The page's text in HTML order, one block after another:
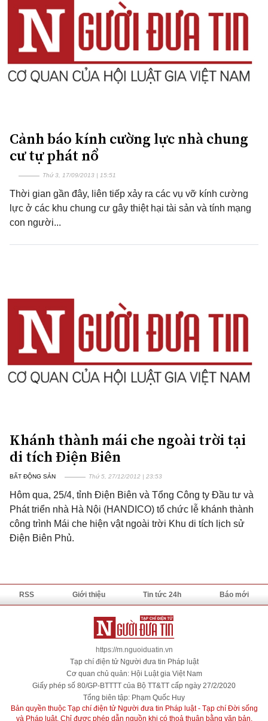
Cảnh báo kính cường lực nhà chung
cư tự phát nổ
Thứ 3, 17/09/2013 | 15:51
Thời gian gần đây, liên tiếp xảy ra các vụ vỡ kính cường
lực ở các khu chung cư gây thiệt hại tài sản và tính mạng
con người...
Khánh thành mái che ngoài trời tại
di tích Điện Biên
BẤT ĐỘNG SẢN Thứ 5, 27/12/2012 | 23:53
Hôm qua, 25/4, tỉnh Điện Biên và Tổng Công ty Đầu tư và
Phát triển nhà Hà Nội (HANDICO) tổ chức lễ khánh thành
công trình Mái che hiện vật ngoài trời Khu di tích lịch sử
Điện Biên Phủ.
RSS Giới thiệu Tin tức 24h Báo mới
https://m.nguoiduatin.vn
Tạp chí điện tử Người đưa tin Pháp luật
Cơ quan chủ quản: Hội Luật gia Việt Nam
Giấy phép số 80/GP-BTTTT của Bộ TT&TT cấp ngày 27/2/2020
Tổng biên tập: Phạm Quốc Huy
Bản quyền thuộc Tạp chí điện tử Người đưa tin Pháp luật - Tạp chí Đời sống
và Pháp luật. Chỉ được phép dẫn nguồn khi có thoả thuận bằng văn bản.